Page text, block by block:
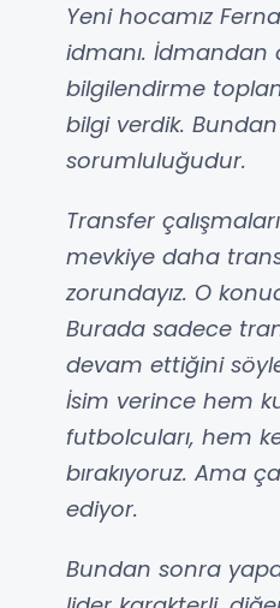
Yeni hocamız
idmanı. İdmandan
bilgilendirme
bilgi verdik.
sorumluluğudur.
Transfer
mevkiye daha
zorundayız. O
Burada sadece
devam ettiğini
İsim verince hem
futbolcuları, hem
bırakıyoruz. Ama
ediyor.
Bundan sonra